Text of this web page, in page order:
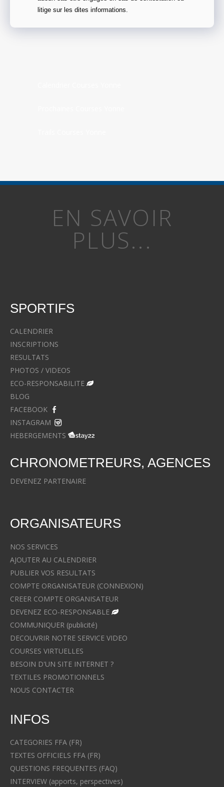
litige sur les dites informations.
EN SAVOIR
PLUS...
SPORTIFS
CALENDRIER
INSCRIPTIONS
RESULTATS
PHOTOS / VIDEOS
ECO-RESPONSABILITE
BLOG
FACEBOOK
INSTAGRAM
HEBERGEMENTS
CHRONOMETREURS, AGENCES
DEVENEZ PARTENAIRE
ORGANISATEURS
NOS SERVICES
AJOUTER AU CALENDRIER
PUBLIER VOS RESULTATS
COMPTE ORGANISATEUR (CONNEXION)
CREER COMPTE ORGANISATEUR
DEVENEZ ECO-RESPONSABLE
COMMUNIQUER (publicité)
DECOUVRIR NOTRE SERVICE VIDEO
COURSES VIRTUELLES
BESOIN D'UN SITE INTERNET ?
TEXTILES PROMOTIONNELS
NOUS CONTACTER
INFOS
CATEGORIES FFA (FR)
TEXTES OFFICIELS FFA (FR)
QUESTIONS FREQUENTES (FAQ)
INTERVIEW (apports, perspectives)